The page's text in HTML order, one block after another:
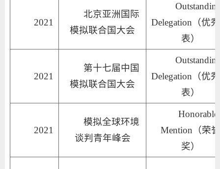
2021
北京亚洲国际
模拟联合国大会
Delegation（优
表）
2021
第十七届中国
模拟联合国大会
Delegation（优
表）
2021
模拟全球环境
谈判青年峰会
Mention（荣誉
奖）